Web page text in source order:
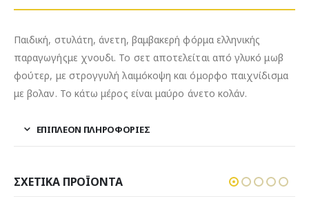
Παιδική, στυλάτη, άνετη, βαμβακερή φόρμα ελληνικής
παραγωγήςμε χνουδι. Το σετ αποτελείται από γλυκό μωβ
φούτερ, με στρογγυλή λαιμόκοψη και όμορφο παιχνίδισμα
με βολαν. Το κάτω μέρος είναι μαύρο άνετο κολάν.
ΕΠΙΠΛΈΟΝ ΠΛΗΡΟΦΟΡΊΕΣ
ΣΧΕΤΙΚΆ ΠΡΟΪΌΝΤΑ